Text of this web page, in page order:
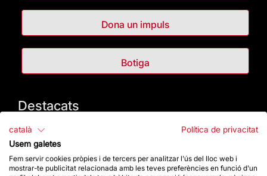
Dona un impuls
Botiga
Destacats
La Fundació
Preguntes freqüents
català
Política de privacitat
Usem galetes
Fem servir cookies pròpies i de tercers per analitzar l'ús del lloc web i
mostrar-te publicitat relacionada amb les teves preferències en funció d'un